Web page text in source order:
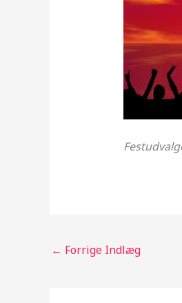
← Forrige Indlæg